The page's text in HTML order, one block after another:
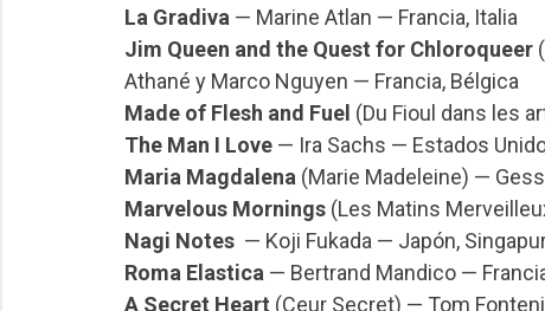
La Gradiva— Marine Atlan — Francia, Italia
Jim Queen and the Quest for Chloroqueer
Athané y Marco Nguyen — Francia, Bélgica
Made of Flesh and Fuel (Du Fioul dans les
The Man I Love — Ira Sachs — Estados
Maria Magdalena(Marie Madeleine) —
Marvelous Mornings(Les Matins
Nagi Notes — Koji Fukada — Japón,
Roma Elastica— Bertrand Mandico —
A Secret Heart (Ceur Secret) — Tom